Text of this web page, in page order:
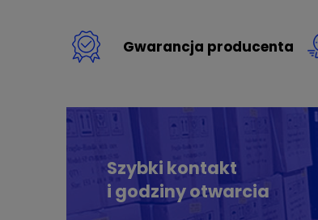
Gwarancja producenta
Szybki kontakt
i godziny otwarcia